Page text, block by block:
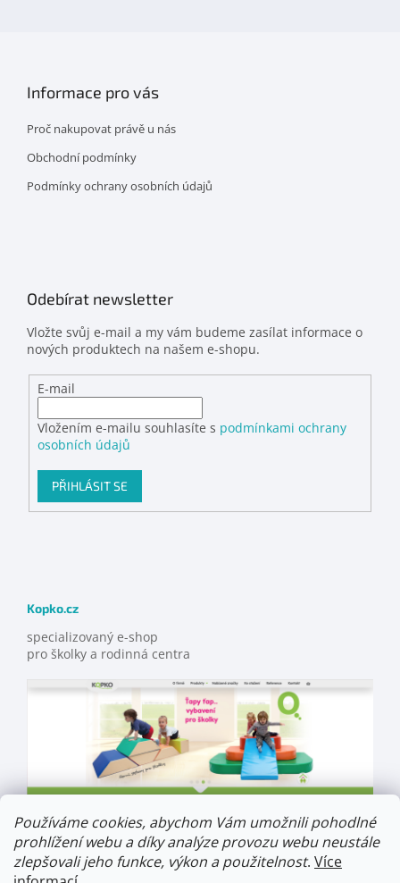
Používáme cookies, abychom Vám umožnili pohodlné
prohlížení webu a díky analýze provozu webu neustále
zlepšovali jeho funkce, výkon a použitelnost. Více
Informace pro vás
Proč nakupovat právě u nás
Obchodní podmínky
Podmínky ochrany osobních údajů
Odebírat newsletter
Vložte svůj e-mail a my vám budeme zasílat informace o
nových produktech na našem e-shopu.
E-mail
Vložením e-mailu souhlasíte s podmínkami ochrany
osobních údajů
PŘIHLÁSIT SE
Kopko.cz
specializovaný e-shop
pro školky a rodinná centra